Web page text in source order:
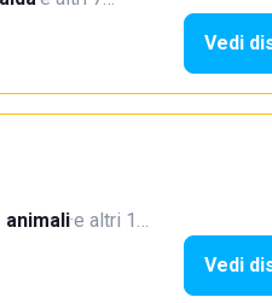
Vedi
·e altri 1…
Vedi